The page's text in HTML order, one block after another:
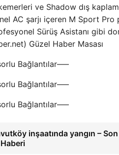
ve Shadow dış
AC şarjı içeren M Sport
Sürüş Asistanı gibi
Güzel Haber Masası
Bağlantılar—–
Bağlantılar—–
Bağlantılar—–
inşaatında yangın – Son